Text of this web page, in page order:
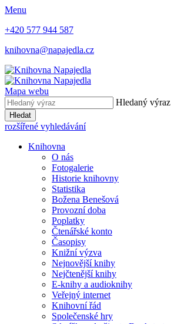
Menu
+420 577 944 587
knihovna@napajedla.cz
Mapa webu
Hledaný výraz
Hledat
rozšířené vyhledávání
Knihovna
O nás
Fotogalerie
Historie knihovny
Statistika
Božena Benešová
Provozní doba
Poplatky
Čtenářské konto
Časopisy
Knižní výzva
Nejnovější knihy
Nejčtenější knihy
E-knihy a audioknihy
Veřejný internet
Knihovní řád
Společenské hry